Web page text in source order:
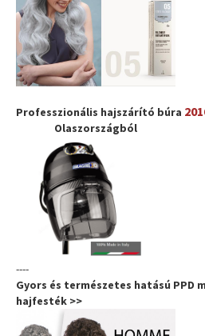
Professzionális hajszárító búra
Olaszországból
----
Gyors és természetes hatású PPD
hajfesték >>